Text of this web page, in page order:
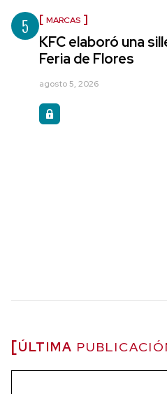
5 MARCAS
KFC elaboró una
Feria de Flores
agosto 5, 2026
ÚLTIMA